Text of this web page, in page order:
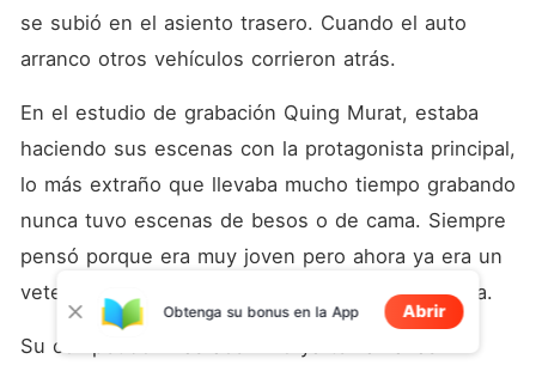
se subió en el asiento trasero. Cuando el auto
arranco otros vehículos corrieron atrás.
En el estudio de grabación Quing Murat, estaba
haciendo sus escenas con la protagonista principal,
lo más extraño que llevaba mucho tiempo grabando
nunca tuvo escenas de besos o de cama. Siempre
pensó porque era muy joven pero ahora ya era un
veterano y aun no experimentaba esa adrenalina.
Su competidor más acérrimo ya tenía varias
Obtenga su bonus en la App Abrir